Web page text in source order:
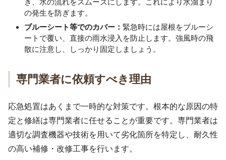
き、水の流れをスムーズにします。これにより水溜まり
の発生を防ぎます。
ブルーシート等でのカバー： 緊急時には屋根をブルーシ
ートで覆い、直接の雨水浸入を防止します。強風時の飛
散に注意し、しっかり固定しましょう。
専門業者に依頼すべき理由
応急処置はあくまで一時的な対策です。根本的な原因の特
定と修繕は専門業者に任せることが重要です。専門業者は
適切な調査機器や技術を用いて劣化箇所を特定し、耐久性
の高い補修・改修工事を行います。